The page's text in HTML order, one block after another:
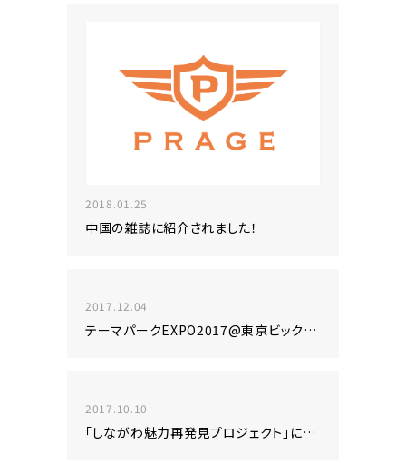
2018.01.25
中国の雑誌に紹介されました！
2017.12.04
テーマパークEXPO2017@東京ビックサイトに出展致します！
2017.10.10
「しながわ魅力再発見プロジェクト」に出展致します！